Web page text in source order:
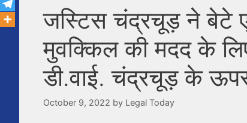
जस्टिस चंद्रचूड़ ने बेटे
मुवक्किल की मदद के
डी.वाई. चंद्रचूड़ के
October 9, 2022 by Legal Today